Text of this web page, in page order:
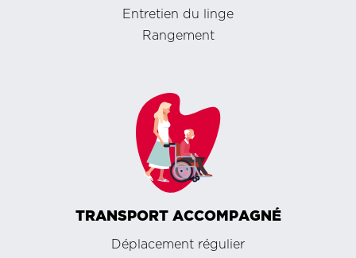
Entretien du linge
Rangement
TRANSPORT ACCOMPAGNÉ
Déplacement régulier